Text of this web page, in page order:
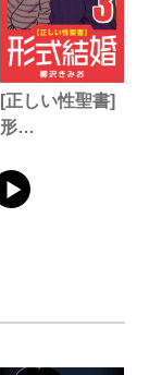
[正しい性聖書]
形…